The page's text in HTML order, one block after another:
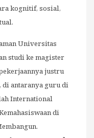
kognitif, sosial,
Universitas
studi ke magister
justru
di antaranya guru di
International
di